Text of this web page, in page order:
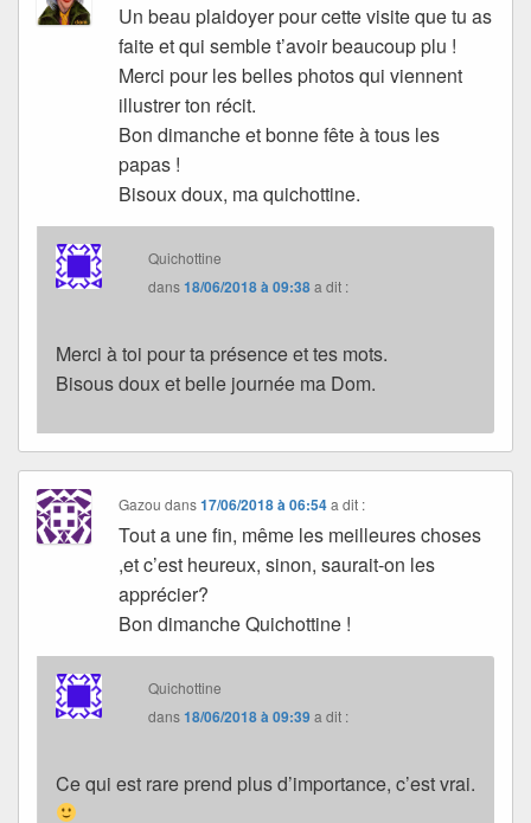
Un beau plaidoyer pour cette visite que tu as
faite et qui semble t’avoir beaucoup plu !
Merci pour les belles photos qui viennent
illustrer ton récit.
Bon dimanche et bonne fête à tous les
papas !
Bisoux doux, ma quichottine.
Quichottine
dans18/06/2018 à 09:38a dit :
Merci à toi pour ta présence et tes mots.
Bisous doux et belle journée ma Dom.
Gazou dans17/06/2018 à 06:54 a dit :
Tout a une fin, même les meilleures choses
,et c’est heureux, sinon, saurait-on les
apprécier?
Bon dimanche Quichottine !
Quichottine
dans18/06/2018 à 09:39a dit :
Ce qui est rare prend plus d’importance, c’est vrai.